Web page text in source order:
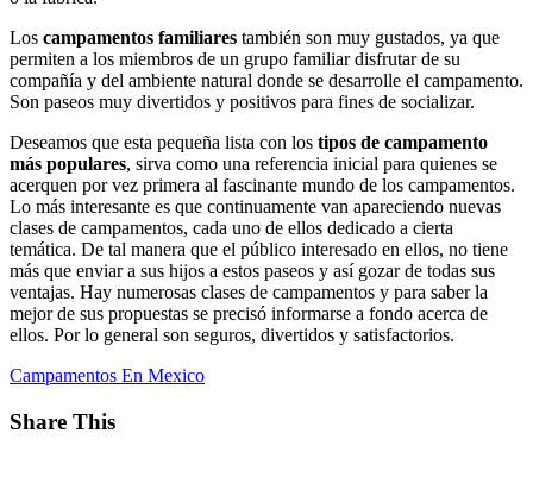
Los campamentos familiares también son muy gustados, ya que
permiten a los miembros de un grupo familiar disfrutar de su
compañía y del ambiente natural donde se desarrolle el campamento.
Son paseos muy divertidos y positivos para fines de socializar.
Deseamos que esta pequeña lista con los tipos de campamento
más populares, sirva como una referencia inicial para quienes se
acerquen por vez primera al fascinante mundo de los campamentos.
Lo más interesante es que continuamente van apareciendo nuevas
clases de campamentos, cada uno de ellos dedicado a cierta
temática. De tal manera que el público interesado en ellos, no tiene
más que enviar a sus hijos a estos paseos y así gozar de todas sus
ventajas. Hay numerosas clases de campamentos y para saber la
mejor de sus propuestas se precisó informarse a fondo acerca de
ellos. Por lo general son seguros, divertidos y satisfactorios.
Campamentos En Mexico
Share This